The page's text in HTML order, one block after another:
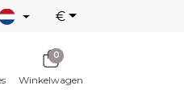
€
0
Winkelwagen